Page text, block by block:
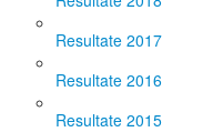
Resultate 2017
Resultate 2016
Resultate 2015